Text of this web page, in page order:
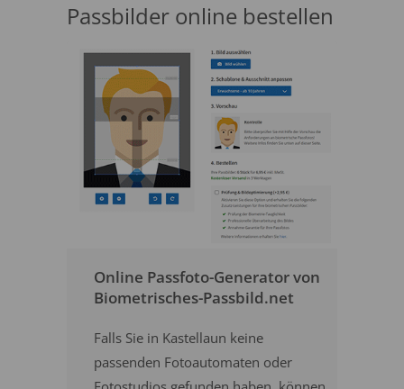
Passbilder online bestellen
Online Passfoto-Generator von
Biometrisches-Passbild.net
Falls Sie in Kastellaun keine
passenden Fotoautomaten oder